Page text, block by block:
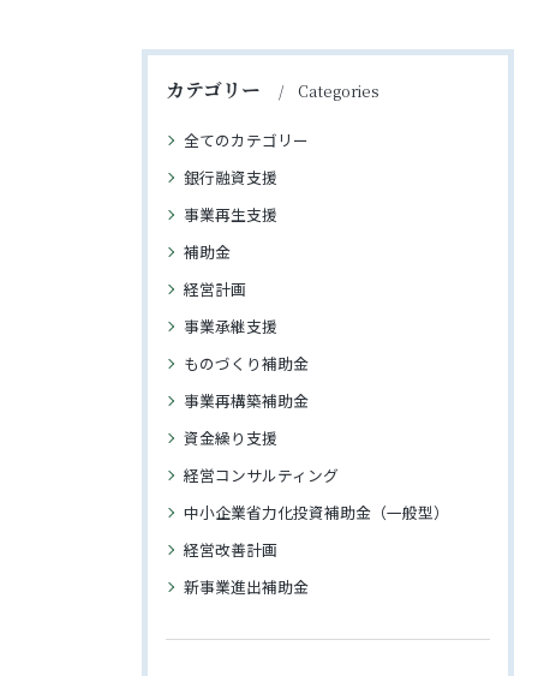
カテゴリー Categories
全てのカテゴリー
銀行融資支援
事業再生支援
補助金
経営計画
事業承継支援
ものづくり補助金
事業再構築補助金
資金繰り支援
経営コンサルティング
中小企業省力化投資補助金（一般型）
経営改善計画
新事業進出補助金